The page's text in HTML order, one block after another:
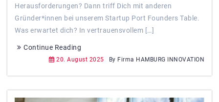
Herausforderungen? Dann triff Dich mit anderen
Gründer*innen bei unserem Startup Port Founders Table.
Was erwartet dich? In vertrauensvollem […]
Continue Reading
20. August 2025 By Firma HAMBURG INNOVATION